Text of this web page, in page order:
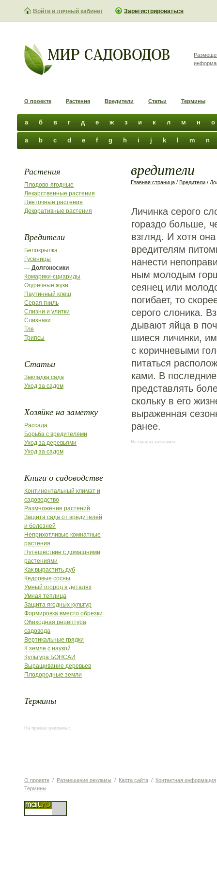
Войти в личный кабинет Зарегистрироваться
О проекте Растения Вредители Статьи Термины
а б в г д е ж з и к л м н о
a b c d e f g h i j k m n
Растения
Плодово-ягодные
Лекарственные растения
Цветочные растения
Декоративные растения
Вредители
Белокрылка
Гусеницы
— Долгоносики
Комарики-сциариды
Огуречные жуки
Паутинный клещ
Серая гниль
Слизни и улитки
Слизняки
Тля
Трипсы
Статьи
Закладка сада
Уход за садом
Хозяйке на заметку
Рассада
Борьба с вредителями
Уход за деревьями
Уход за садом
Книги о садоводстве
Континентальный климат и
садоводство
Размножение растений
Защита сада от вредителей
и болезней
Неприхотливые комнатные
растения
Путешествие с домашними
растениями
Как вырастить дуб
Кедровые сосны
Умный огород в деталях
Умная теплица
Защита ягодных культур
Формировка вместо обрезки
Обиходная рецептура
садовода
Вертикальные грядки
К земле с наукой
Культура БОНСАИ
Выращивание деревьев
Плодородные земли
Термины
На правах рекламы:
вредители
Главная страница / Вредители /
Личинка серого
гораздо больше,
взгляд. И хотя
вредителям
нанести
ным молодым
сеянец или
погибает, то
серого слоника.
дывают яйца в
шиеся личинки,
с коричневыми
питаться
ками. В
представлять
скольку в его
выраженная
ранее.
На правах рекламы:
О проекте / Размещение рекламы / Карта сайта / Контактная информация
Термины